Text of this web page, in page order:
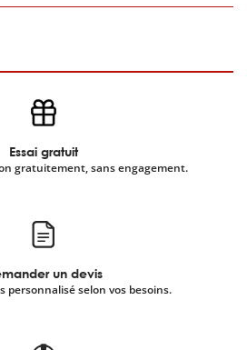
Essai gratuit
gratuitement, sans engagement.
un devis
personnalisé selon vos besoins.